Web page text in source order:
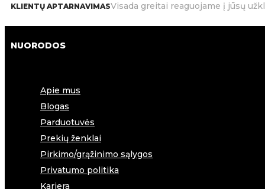
KLIENTŲ APTARNAVIMASVisada greitai reaguojame į jūsų
NUORODOS
Apie mus
Blogas
Parduotuvės
Prekių ženklai
Pirkimo/grąžinimo sąlygos
Privatumo politika
Karjera